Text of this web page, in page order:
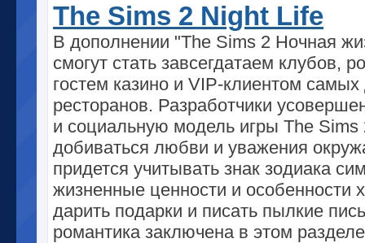
The Sims 2 Night Life
В дополнении "The Sims 2 Ночная
смогут стать завсегдатаем клубов,
гостем казино и VIP-клиентом самых
ресторанов. Разработчики
и социальную модель игры The Sims
добиваться любви и уважения
придется учитывать знак зодиака
жизненные ценности и особенности
дарить подарки и писать пылкие
романтика заключена в этом